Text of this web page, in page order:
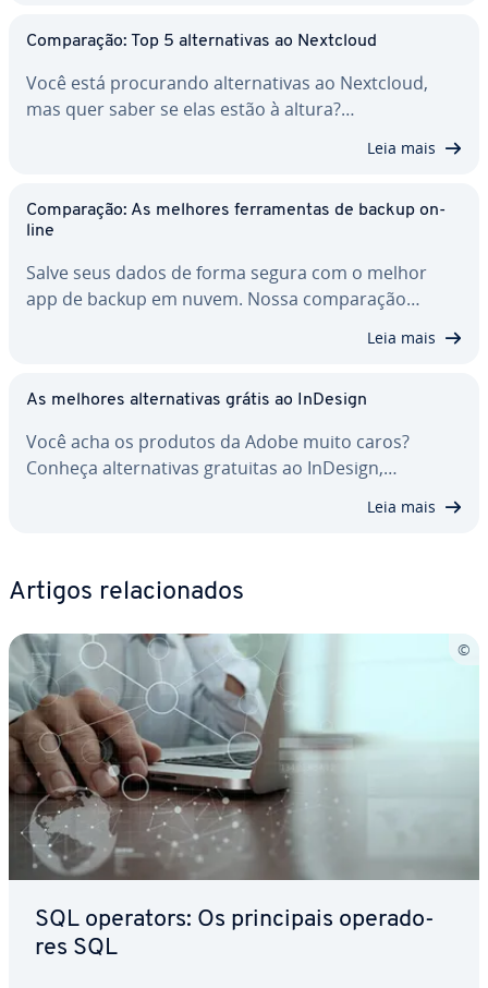
Com­pa­ra­ção: Top 5 al­ter­na­ti­vas ao Nextcloud
Você está pro­cu­rando al­ter­na­ti­vas ao Nextcloud,
mas quer saber se elas estão à altura?…
Leia mais
Com­pa­ra­ção: As melhores fer­ra­men­tas de backup on-
line
Salve seus dados de forma segura com o melhor
app de backup em nuvem. Nossa com­pa­ra­ção…
Leia mais
As melhores al­ter­na­ti­vas grátis ao InDesign
Você acha os produtos da Adobe muito caros?
Conheça al­ter­na­ti­vas gratuitas ao InDesign,…
Leia mais
Artigos re­la­ci­o­na­dos
SQL operators: Os prin­ci­pais ope­ra­do­
res SQL